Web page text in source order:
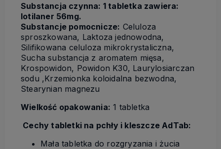
Substancja czynna: 1 tabletka zawiera:
lotilaner 56mg.
Substancje pomocnicze: Celuloza
sproszkowana, Laktoza jednowodna,
Silifikowana celuloza mikrokrystaliczna,
Sucha substancja z aromatem mięsa,
Krospowidon, Powidon K30, Laurylosiarczan
sodu ,Krzemionka koloidalna bezwodna,
Stearynian magnezu
Wielkość opakowania: 1 tabletka
Cechy tabletki na pchły i kleszcze AdTab:
Mała tabletka do rozgryzania i żucia